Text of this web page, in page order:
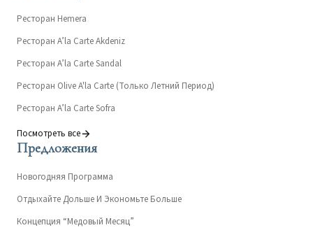
Ресторан Hemera
Ресторан A’la Carte Akdeniz
Ресторан A’la Carte Sandal
Ресторан Olive A'la Carte (Только Летний Период)
Ресторан A’la Carte Sofra
Посмотреть все
Предложения
Новогодняя Программа
Отдыхайте Дольше И Экономьте Больше
Концепция “Медовый Месяц”